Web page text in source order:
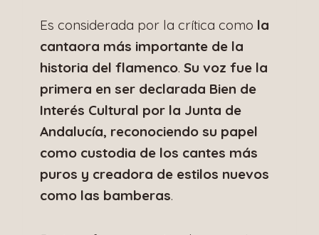
Es considerada por la crítica como la
cantaora más importante de la
historia del flamenco. Su voz fue la
primera en ser declarada Bien de
Interés Cultural por la Junta de
Andalucía, reconociendo su papel
como custodia de los cantes más
puros y creadora de estilos nuevos
como las bamberas.